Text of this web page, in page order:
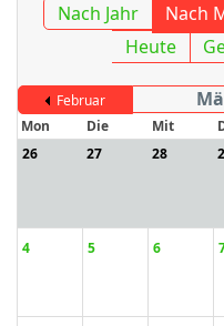
Nach Jahr Nach
Heute
Februar
Mon
Die Mit
26
27 28
4 5 6